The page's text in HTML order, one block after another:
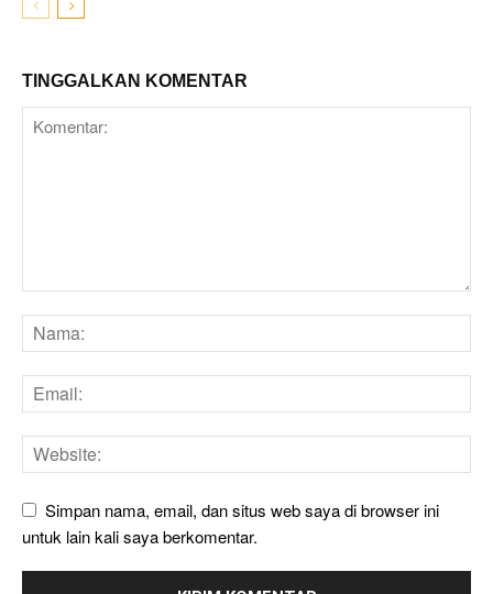
TINGGALKAN KOMENTAR
Simpan nama, email, dan situs web saya di browser ini
untuk lain kali saya berkomentar.